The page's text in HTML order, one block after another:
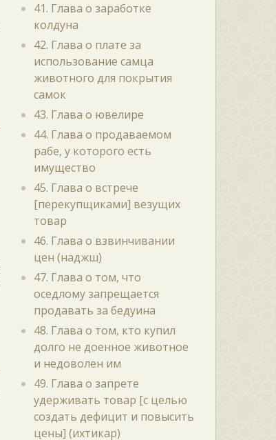
41. Глава о заработке
колдуна
42. Глава о плате за
использование самца
животного для покрытия
самок
43. Глава о ювелире
44. Глава о продаваемом
рабе, у которого есть
имущество
45. Глава о встрече
[перекупщиками] везущих
товар
46. Глава о взвинчивании
цен (наджш)
47. Глава о том, что
оседлому запрещается
продавать за бедуина
48. Глава о том, кто купил
долго не доенное животное
и недоволен им
49. Глава о запрете
удерживать товар [с целью
создать дефицит и повысить
цены] (ихтикар)